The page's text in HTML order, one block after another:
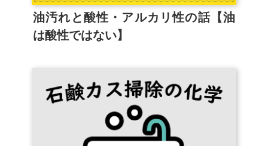
油汚れと酸性・アルカリ性の話【油
は酸性ではない】